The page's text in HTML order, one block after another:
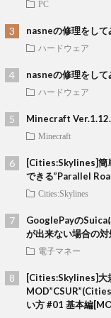
PC
nasneの修理をして
ハードウェア
nasneの修理をし
ハードウェア
Minecraft
Minecraft
[Cities:Skylines]簡
できる”Parallel
Cities:Skylines
GooglePayのSuica
が出来ない場合の対
電子マネー
[Cities:Skylines]大
い方 #01 基本編